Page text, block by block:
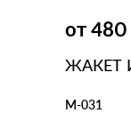
от
ЖАКЕТ
М-031